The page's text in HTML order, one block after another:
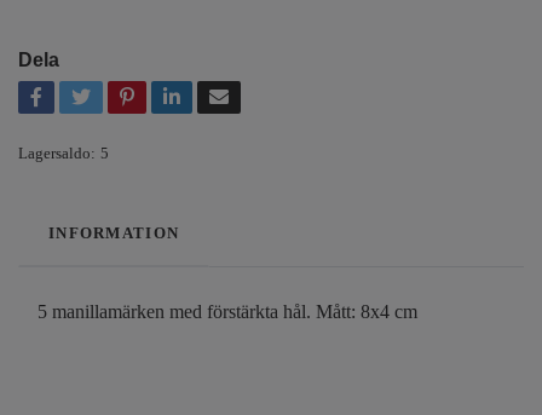
Dela
Lagersaldo: 5
INFORMATION
5 manillamärken med förstärkta hål. Mått: 8x4 cm